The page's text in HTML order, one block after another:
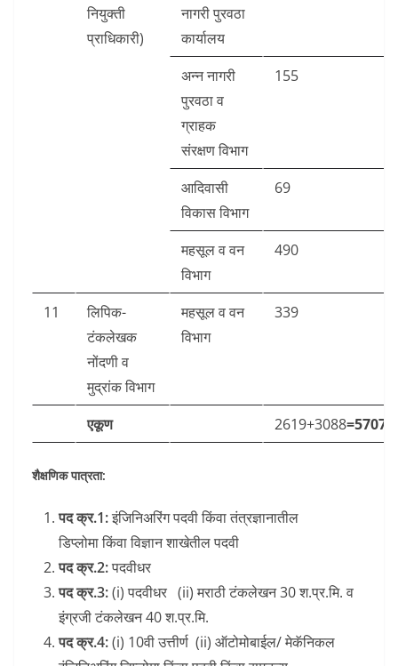
नियुक्ती
प्राधिकारी)
नागरी पुरवठा
कार्यालय
अन्न नागरी
पुरवठा व
ग्राहक
संरक्षण विभाग
155
आदिवासी
विकास विभाग
69
महसूल व वन
विभाग
490
11
लिपिक-
टंकलेखक
नोंदणी व
मुद्रांक विभाग
महसूल व वन
विभाग
339
एकूण 2619+3088=5707
शैक्षणिक पात्रता:
पद क्र.1:इंजिनिअरिंग पदवी किंवा तंत्रज्ञानातील
डिप्लोमा किंवा विज्ञान शाखेतील पदवी
पद क्र.2:पदवीधर
पद क्र.3:(i) पदवीधर (ii) मराठी टंकलेखन 30 श.प्र.मि. व
इंग्रजी टंकलेखन 40 श.प्र.मि.
पद क्र.4:(i) 10वी उत्तीर्ण (ii) ऑटोमोबाईल/ मेकॅनिकल